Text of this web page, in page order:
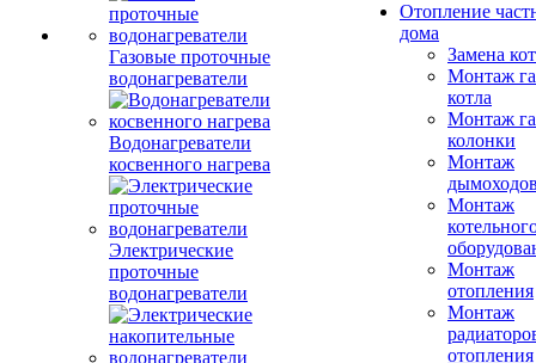
Газовые проточные
водонагреватели
Водонагреватели
косвенного нагрева
Электрические
проточные
водонагреватели
Отопление
дома
Замена
Монтаж
котла
Монтаж
колонки
Монтаж
Монтаж
Монтаж
отопления
Монтаж
отопления